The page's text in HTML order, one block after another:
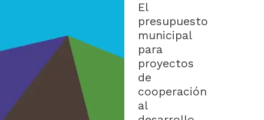
El
presupuesto
municipal
para
proyectos
de
cooperación
al